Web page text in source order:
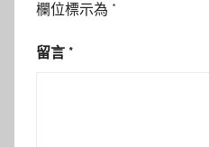
欄位標示為 *
留言 *